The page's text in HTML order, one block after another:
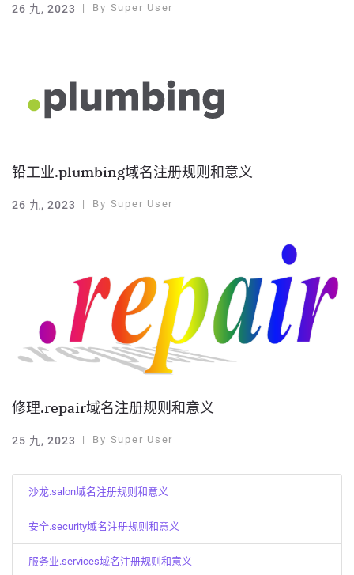
26 九, 2023 By Super User
铅工业.plumbing域名注册规则和意义
26 九, 2023 By Super User
修理.repair域名注册规则和意义
25 九, 2023 By Super User
沙龙.salon域名注册规则和意义
安全.security域名注册规则和意义
服务业.services域名注册规则和意义